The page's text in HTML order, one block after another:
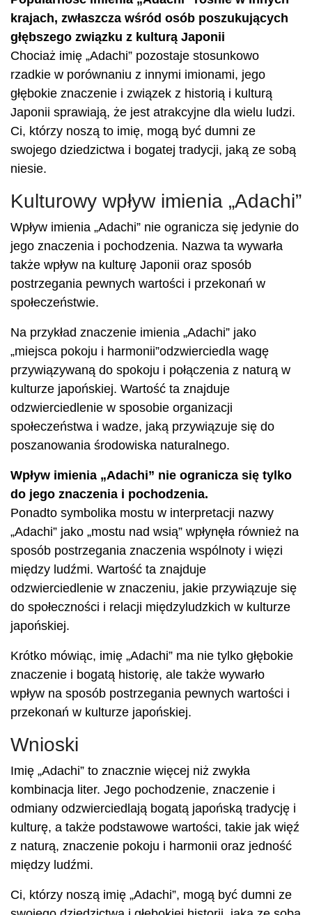
krajach, zwłaszcza wśród osób poszukujących
głębszego związku z kulturą Japonii
Chociaż imię „Adachi” pozostaje stosunkowo
rzadkie w porównaniu z innymi imionami, jego
głębokie znaczenie i związek z historią i kulturą
Japonii sprawiają, że jest atrakcyjne dla wielu ludzi.
Ci, którzy noszą to imię, mogą być dumni ze
swojego dziedzictwa i bogatej tradycji, jaką ze sobą
niesie.
Kulturowy wpływ imienia „Adachi”
Wpływ imienia „Adachi” nie ogranicza się jedynie do
jego znaczenia i pochodzenia. Nazwa ta wywarła
także wpływ na kulturę Japonii oraz sposób
postrzegania pewnych wartości i przekonań w
społeczeństwie.
Na przykład znaczenie imienia „Adachi” jako
„miejsca pokoju i harmonii”odzwierciedla wagę
przywiązywaną do spokoju i połączenia z naturą w
kulturze japońskiej. Wartość ta znajduje
odzwierciedlenie w sposobie organizacji
społeczeństwa i wadze, jaką przywiązuje się do
poszanowania środowiska naturalnego.
Wpływ imienia „Adachi” nie ogranicza się tylko
do jego znaczenia i pochodzenia.
Ponadto symbolika mostu w interpretacji nazwy
„Adachi” jako „mostu nad wsią” wpłynęła również na
sposób postrzegania znaczenia wspólnoty i więzi
między ludźmi. Wartość ta znajduje
odzwierciedlenie w znaczeniu, jakie przywiązuje się
do społeczności i relacji międzyludzkich w kulturze
japońskiej.
Krótko mówiąc, imię „Adachi” ma nie tylko głębokie
znaczenie i bogatą historię, ale także wywarło
wpływ na sposób postrzegania pewnych wartości i
przekonań w kulturze japońskiej.
Wnioski
Imię „Adachi” to znacznie więcej niż zwykła
kombinacja liter. Jego pochodzenie, znaczenie i
odmiany odzwierciedlają bogatą japońską tradycję i
kulturę, a także podstawowe wartości, takie jak więź
z naturą, znaczenie pokoju i harmonii oraz jedność
między ludźmi.
Ci, którzy noszą imię „Adachi”, mogą być dumni ze